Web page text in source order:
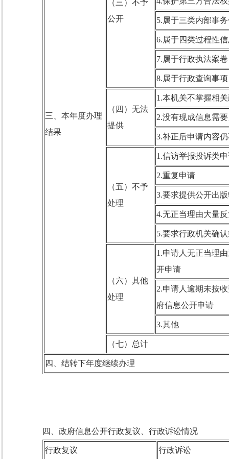
三、本年度办理
结果
（三）不予
公开
5.属于三类内部事
6.属于四类过程性
7.属于行政执法案卷
8.属于行政查询事项
（四）无法
提供
1.本机关不掌握相
2.没有现成信息需
3.补正后申请内容
（五）不予
处理
1.信访举报投诉类
2.重复申请
3.要求提供公开出
4.无正当理由大量
5.要求行政机关确
（六）其他
处理
1.申请人无正当理
开申请
2.申请人逾期未按
府信息公开申请
3.其他
（七）总计
四、结转下年度继续办理
四、政府信息公开行政复议、行政诉讼情况
行政复议 行政诉讼